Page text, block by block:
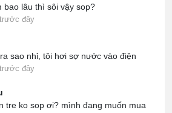
bao lâu thì sôi vậy sop?
đây
sao nhỉ, tôi hơi sợ nước vào điện
đây
tre ko sop ơi? mình đang muốn mua